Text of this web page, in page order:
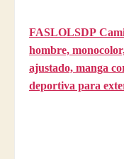
FASLOLSDP
hombre,
ajustado, manga
deportiva para